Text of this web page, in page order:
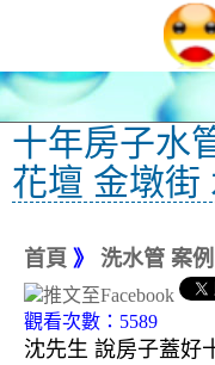
十年房子水
花壇 金墩街
首頁 》 洗水管 案例
觀看次數：5589
沈先生 說房子蓋好